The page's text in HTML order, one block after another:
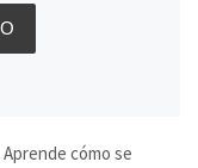
Aprende cómo se